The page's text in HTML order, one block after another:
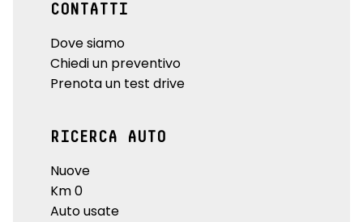
CONTATTI
Dove siamo
Chiedi un preventivo
Prenota un test drive
RICERCA AUTO
Nuove
Km 0
Auto usate